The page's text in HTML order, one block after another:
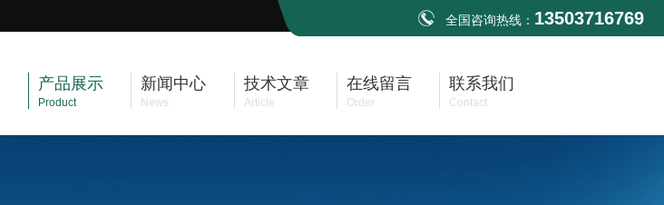
全国咨询热线： 13503716769
产品展示
Product
新闻中心
News
技术文章
Article
在线留言
Order
联系我们
Contact